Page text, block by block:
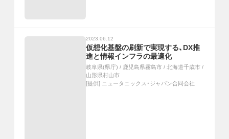
2023.06.12
仮想化基盤の刷新で実現する、DX推
進と情報インフラの最適化
岐阜県(県庁) / 鹿児島県霧島市 / 北海道千歳市 /
山形県村山市
[提供] ニュータニックス・ジャパン合同会社